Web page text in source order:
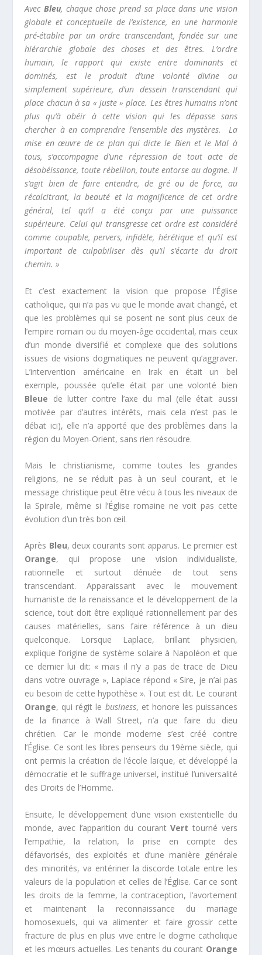
AvecBleu, chaque chose prend sa place dans une vision
globale et conceptuelle de l’existence, en une harmonie
pré-établie par un ordre transcendant, fondée sur une
hiérarchie globale des choses et des êtres. L’ordre
humain, le rapport qui existe entre dominants et
dominés, est le produit d’une volonté divine ou
simplement supérieure, d’un dessein transcendant qui
place chacun à sa « juste » place. Les êtres humains n’ont
plus qu’à obéir à cette vision qui les dépasse sans
chercher à en comprendre l’ensemble des mystères. La
mise en œuvre de ce plan qui dicte le Bien et le Mal à
tous, s’accompagne d’une répression de tout acte de
désobéissance, toute rébellion, toute entorse au dogme. Il
s’agit bien de faire entendre, de gré ou de force, au
récalcitrant, la beauté et la magnificence de cet ordre
général, tel qu’il a été conçu par une puissance
supérieure. Celui qui transgresse cet ordre est considéré
comme coupable, pervers, infidèle, hérétique et qu’il est
important de culpabiliser dès qu’il s’écarte du droit
chemin. »
Et c’est exactement la vision que propose l’Église
catholique, qui n’a pas vu que le monde avait changé, et
que les problèmes qui se posent ne sont plus ceux de
l’empire romain ou du moyen-âge occidental, mais ceux
d’un monde diversifié et complexe que des solutions
issues de visions dogmatiques ne peuvent qu’aggraver.
L’intervention américaine en Irak en était un bel
exemple, poussée qu’elle était par une volonté bien
Bleue de lutter contre l’axe du mal (elle était aussi
motivée par d’autres intérêts, mais cela n’est pas le
débat ici), elle n’a apporté que des problèmes dans la
région du Moyen-Orient, sans rien résoudre.
Mais le christianisme, comme toutes les grandes
religions, ne se réduit pas à un seul courant, et le
message christique peut être vécu à tous les niveaux de
la Spirale, même si l’Église romaine ne voit pas cette
évolution d’un très bon œil.
Après Bleu, deux courants sont apparus. Le premier est
Orange, qui propose une vision individualiste,
rationnelle et surtout dénuée de tout sens
transcendant. Apparaissant avec le mouvement
humaniste de la renaissance et le développement de la
science, tout doit être expliqué rationnellement par des
causes matérielles, sans faire référence à un dieu
quelconque. Lorsque Laplace, brillant physicien,
explique l’origine de système solaire à Napoléon et que
ce dernier lui dit: « mais il n’y a pas de trace de Dieu
dans votre ouvrage », Laplace répond « Sire, je n’ai pas
eu besoin de cette hypothèse ». Tout est dit. Le courant
Orange, qui régit le business, et honore les puissances
de la finance à Wall Street, n’a que faire du dieu
chrétien. Car le monde moderne s’est créé contre
l’Église. Ce sont les libres penseurs du 19ème siècle, qui
ont permis la création de l’école laïque, et développé la
démocratie et le suffrage universel, institué l’universalité
des Droits de l’Homme.
Ensuite, le développement d’une vision existentielle du
monde, avec l’apparition du courantVert tourné vers
l’empathie, la relation, la prise en compte des
défavorisés, des exploités et d’une manière générale
des minorités, va entériner la discorde totale entre les
valeurs de la population et celles de l’Église. Car ce sont
les droits de la femme, la contraception, l’avortement
et maintenant la reconnaissance du mariage
homosexuels, qui va alimenter et faire grossir cette
fracture de plus en plus vive entre le dogme catholique
et les mœurs actuelles. Les tenants du courant Orange